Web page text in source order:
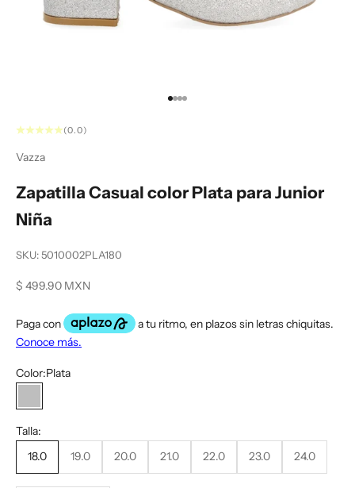
Ir al artículo 1
Ir al artículo 2
Ir al artículo 3
Ir al artículo 4
(0.0)
Vazza
Zapatilla Casual color Plata para Junior
Niña
SKU: 5010002PLA180
Precio de oferta
$ 499.90 MXN
Color:Plata
Plata
Talla:
18.0
19.0 20.0 21.0 22.0 23.0 24.0